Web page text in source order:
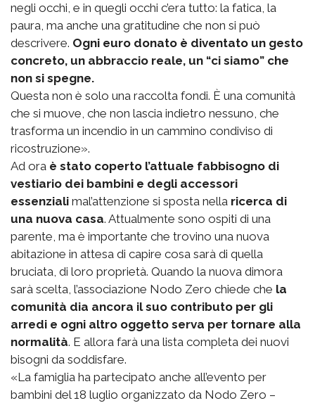
negli occhi, e in quegli occhi c’era tutto: la fatica, la
paura, ma anche una gratitudine che non si può
descrivere. Ogni euro donato è diventato un gesto
concreto, un abbraccio reale, un “ci siamo” che
non si spegne.
Questa non è solo una raccolta fondi. È una comunità
che si muove, che non lascia indietro nessuno, che
trasforma un incendio in un cammino condiviso di
ricostruzione».
Ad ora è stato coperto l’attuale fabbisogno di
vestiario dei bambini e degli accessori
essenziali mal’attenzione si sposta nella ricerca di
una nuova casa. Attualmente sono ospiti di una
parente, ma è importante che trovino una nuova
abitazione in attesa di capire cosa sarà di quella
bruciata, di loro proprietà. Quando la nuova dimora
sarà scelta, l’associazione Nodo Zero chiede che la
comunità dia ancora il suo contributo per gli
arredi e ogni altro oggetto serva per tornare alla
normalità. E allora farà una lista completa dei nuovi
bisogni da soddisfare.
«La famiglia ha partecipato anche all’evento per
bambini del 18 luglio organizzato da Nodo Zero –